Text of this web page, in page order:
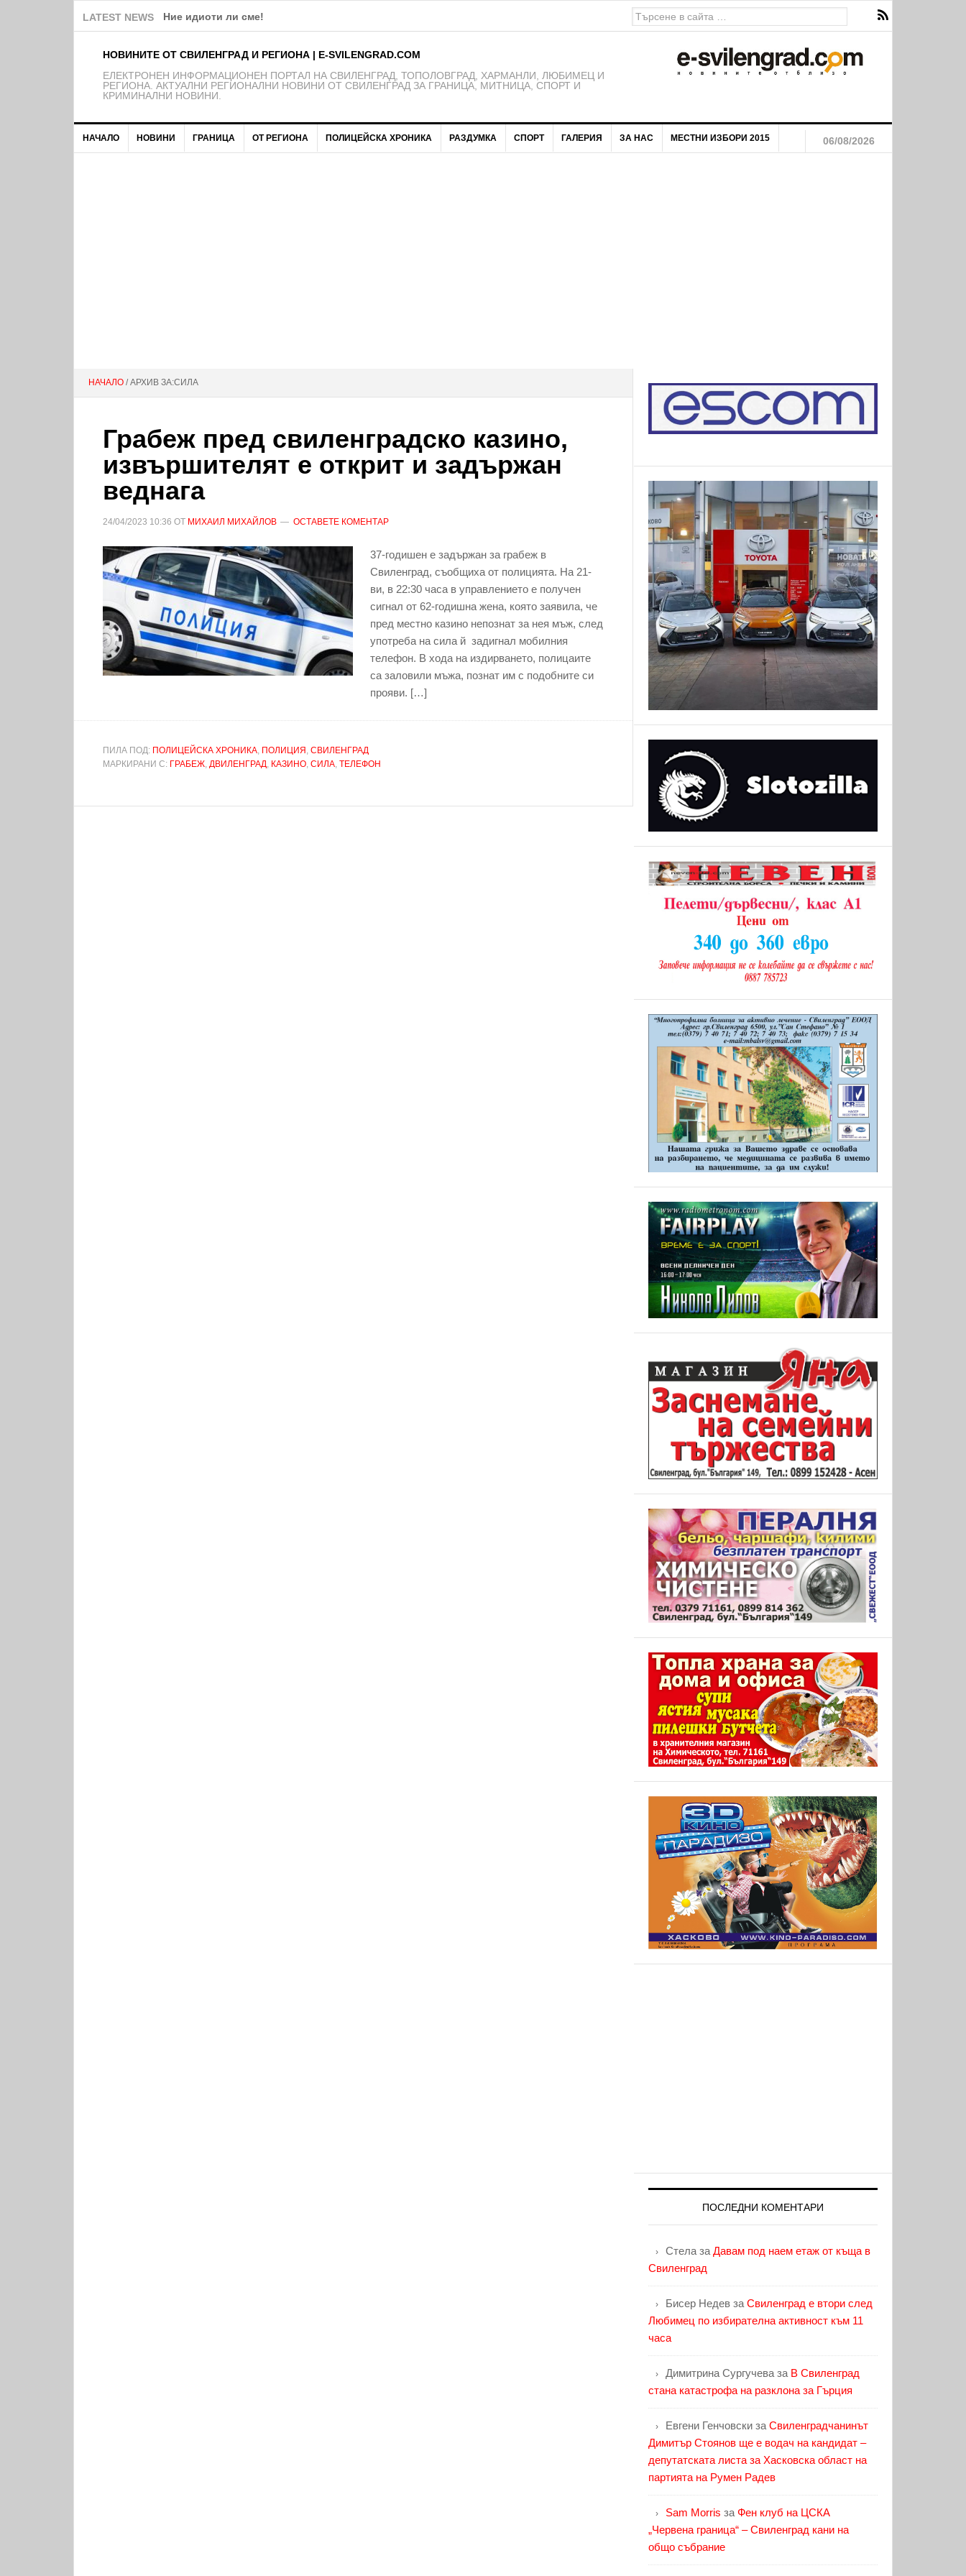
LATEST NEWS Ние идиоти ли сме!
НОВИНИТЕ ОТ СВИЛЕНГРАД И РЕГИОНА | E-SVILENGRAD.COM
EЛЕКТРОНЕН ИНФОРМАЦИОНЕН ПОРТАЛ НА СВИЛЕНГРАД, ТОПОЛОВГРАД, ХАРМАНЛИ, ЛЮБИМЕЦ И
РЕГИОНА. АКТУАЛНИ РЕГИОНАЛНИ НОВИНИ ОТ СВИЛЕНГРАД ЗА ГРАНИЦА, МИТНИЦА, СПОРТ И
КРИМИНАЛНИ НОВИНИ.
НАЧАЛО НОВИНИ ГРАНИЦА ОТ РЕГИОНА ПОЛИЦЕЙСКА ХРОНИКА РАЗДУМКА СПОРТ ГАЛЕРИЯ ЗА НАС МЕСТНИ ИЗБОРИ 2015 06/08/2026
НАЧАЛО / АРХИВ ЗА:СИЛА
Грабеж пред свиленградско казино,
извършителят е открит и задържан
веднага
24/04/2023 10:36 ОТ МИХАИЛ МИХАЙЛОВ ОСТАВЕТЕ КОМЕНТАР
37-годишен е задържан за грабеж в
Свиленград, съобщиха от полицията. На 21-
ви, в 22:30 часа в управлението е получен
сигнал от 62-годишна жена, която заявила, че
пред местно казино непознат за нея мъж, след
употреба на сила й задигнал мобилния
телефон. В хода на издирването, полицаите
са заловили мъжа, познат им с подобните си
прояви. […]
ПИЛА ПОД: ПОЛИЦЕЙСКА ХРОНИКА, ПОЛИЦИЯ , СВИЛЕНГРАД
МАРКИРАНИ С: ГРАБЕЖ, ДВИЛЕНГРАД, КАЗИНО, СИЛА, ТЕЛЕФОН
ПОСЛЕДНИ КОМЕНТАРИ
Стела за Давам под наем етаж от къща в
Свиленград
Бисер Недев за Свиленград е втори след
Любимец по избирателна активност към 11
часа
Димитрина Сургучева за В Свиленград
стана катастрофа на разклона за Гърция
Евгени Генчовски за Свиленградчанинът
Димитър Стоянов ще е водач на кандидат –
депутатската листа за Хасковска област на
партията на Румен Радев
Sam Morris за Фен клуб на ЦСКА
„Червена граница“ – Свиленград кани на
общо събрание